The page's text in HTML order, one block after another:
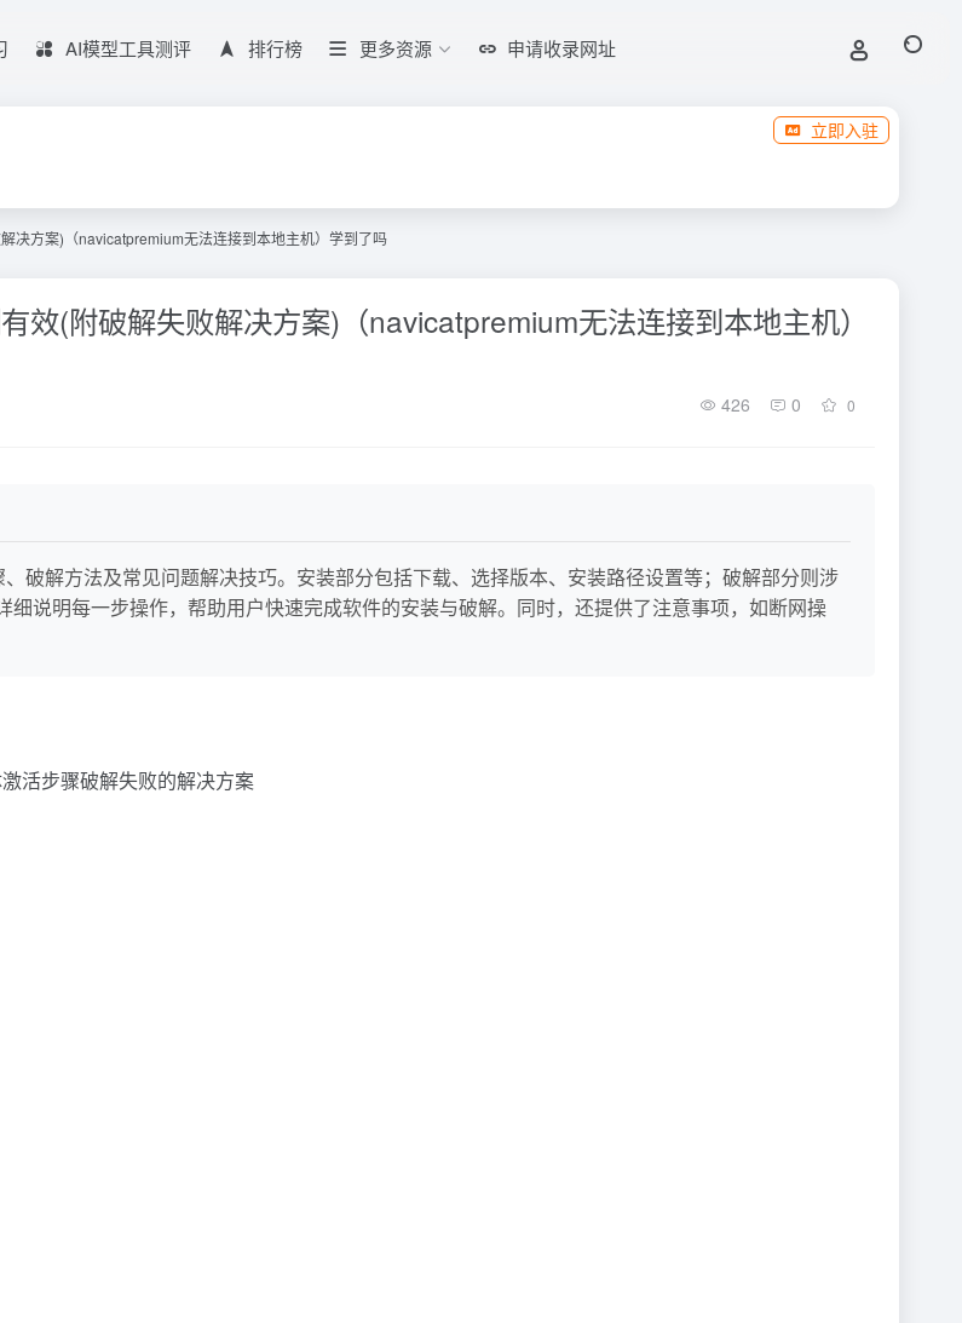
AI模型工具测评 排行榜 更多资源 申请收录网址
立即入驻
决方案)（navicatpremium无法连接到本地主机）学到了吗
(附破解失败解决方案)（navicatpremium无法连接到本地主机）
426 0 0
破解方法及常见问题解决技巧。安装部分包括下载、选择版本、安装路径设置等；破解部分则涉
说明每一步操作，帮助用户快速完成软件的安装与破解。同时，还提供了注意事项，如断网操
活步骤破解失败的解决方案